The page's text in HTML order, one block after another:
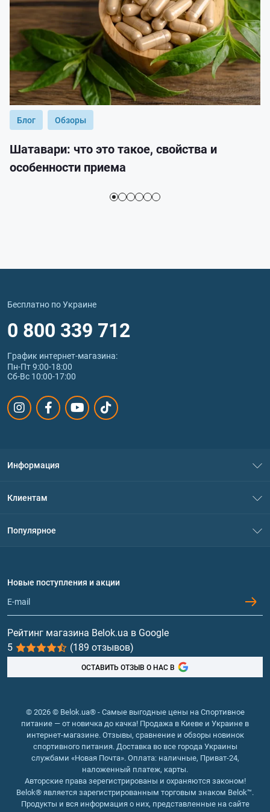
Блог Обзоры
Шатавари: что это такое, свойства и
особенности приема
Бесплатно по Украине
0 800 339 712
График интернет‑магазина:
Пн-Пт 9:00-18:00
Сб-Вс 10:00-17:00
Информация
Политика конфиденциальности
Обмен и возврат
Клиентам
Популярное
Протеин
Гейнеры
Витамины и минералы
Рыбий жир, жирные кислоты
Новые поступления и акции
Рейтинг магазина Belok.ua в Google
5
(189 отзывов)
ОСТАВИТЬ ОТЗЫВ О НАС В
© 2026 © Belok.ua® - Самые выгодные цены на Спортивное
питание — от новичка до качка! Продажа в Киеве и Украине в
интернет-магазине. Отзывы, сравнение и обзоры новинок
спортивного питания. Доставка во все города Украины
службами «Новая Почта». Оплата: наличные, Приват-24,
наложенный платеж, карты.
Авторские права зерегистрированы и охраняются законом!
Belok® является зарегистрированным торговым знаком Belok™.
Продукты и вся информация о них, представленные на сайте